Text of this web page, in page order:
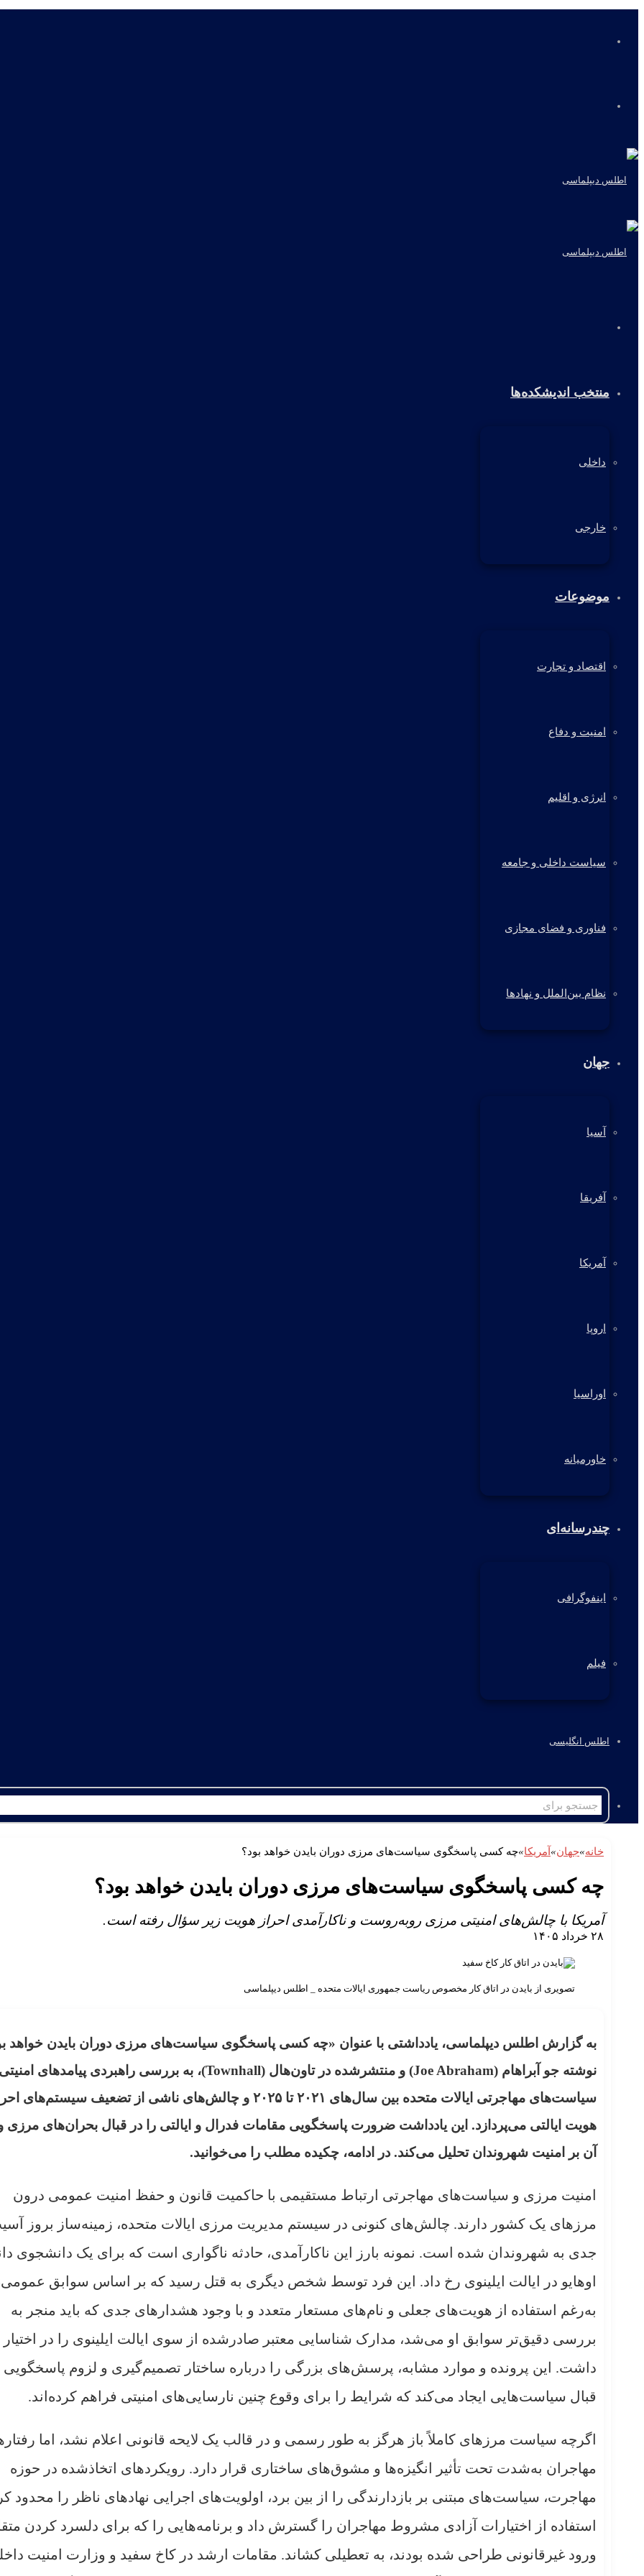
منتخب اندیشکده‌ها
داخلی
خارجی
موضوعات
اقتصاد و تجارت
امنیت و دفاع
انرژی و اقلیم
سیاست داخلی و جامعه
فناوری و فضای مجازی
نظام بین‌الملل و نهادها
جهان
آسیا
آفریقا
آمریکا
اروپا
اوراسیا
خاورمیانه
چندرسانه‌ای
اینفوگرافی
فیلم
اطلس انگلیسی
خانه»جهان» آمریکا»چه کسی پاسخگوی سیاست‌های مرزی دوران بایدن خواهد بود؟
چه کسی پاسخگوی سیاست‌های مرزی دوران بایدن خواهد بود؟
آمریکا با چالش‌های امنیتی مرزی روبه‌روست و ناکارآمدی احراز هویت زیر سؤال رفته است.
۲۸ خرداد ۱۴۰۵
تصویری از بایدن در اتاق کار مخصوص ریاست جمهوری ایالات متحده _ اطلس دیپلماسی
به گزارش اطلس دیپلماسی، یادداشتی با عنوان «چه کسی پاسخگوی سیاست‌های مرزی دوران بایدن خواهد
نوشته‌ جو آبراهام (Joe Abraham) و منتشرشده در تاون‌هال (Townhall)، به بررسی راهبردی پیامدهای امنیتی
سیاست‌های مهاجرتی ایالات متحده بین سال‌های ۲۰۲۱ تا ۲۰۲۵ و چالش‌های ناشی از تضعیف سیستم‌های
هویت ایالتی می‌پردازد. این یادداشت ضرورت پاسخگویی مقامات فدرال و ایالتی را در قبال بحران‌های مرزی و
آن بر امنیت شهروندان تحلیل می‌کند. در ادامه، چکیده مطلب را می‌خوانید.
امنیت مرزی و سیاست‌های مهاجرتی ارتباط مستقیمی با حاکمیت قانون و حفظ امنیت عمومی درون
مرزهای یک کشور دارند. چالش‌های کنونی در سیستم مدیریت مرزی ایالات متحده، زمینه‌ساز بروز
جدی به شهروندان شده است. نمونه بارز این ناکارآمدی، حادثه ناگواری است که برای یک دانشجوی
اوهایو در ایالت ایلینوی رخ داد. این فرد توسط شخص دیگری به قتل رسید که بر اساس سوابق
به‌رغم استفاده از هویت‌های جعلی و نام‌های مستعار متعدد و با وجود هشدارهای جدی که باید منجر به
بررسی دقیق‌تر سوابق او می‌شد، مدارک شناسایی معتبر صادرشده از سوی ایالت ایلینوی را در اختیار
داشت. این پرونده و موارد مشابه، پرسش‌های بزرگی را درباره ساختار تصمیم‌گیری و لزوم پاسخگویی
قبال سیاست‌هایی ایجاد می‌کند که شرایط را برای وقوع چنین نارسایی‌های امنیتی فراهم کرده‌اند.
اگرچه سیاست مرزهای کاملاً باز هرگز به طور رسمی و در قالب یک لایحه قانونی اعلام نشد، اما
مهاجران به‌شدت تحت تأثیر انگیزه‌ها و مشوق‌های ساختاری قرار دارد. رویکردهای اتخاذشده در حوزه
مهاجرت، سیاست‌های مبتنی بر بازدارندگی را از بین برد، اولویت‌های اجرایی نهادهای ناظر را محدود
استفاده از اختیارات آزادی مشروط مهاجران را گسترش داد و برنامه‌هایی را که برای دلسرد کردن
ورود غیرقانونی طراحی شده بودند، به تعطیلی کشاند. مقامات ارشد در کاخ سفید و وزارت امنیت